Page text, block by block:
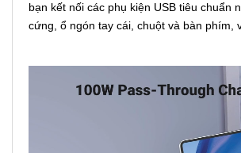
bạn kết nối các phụ kiện USB tiêu chuẩn
cứng, ổ ngón tay cái, chuột và bàn phím,